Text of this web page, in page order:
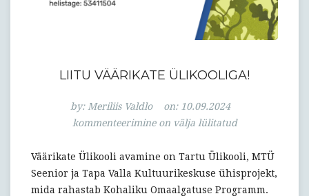
LIITU VÄÄRIKATE ÜLIKOOLIGA!
by: Meriliis Valdlo on: 10.09.2024
kommenteerimine on välja lülitatud
Väärikate Ülikooli avamine on Tartu Ülikooli, MTÜ
Seenior ja Tapa Valla Kultuurikeskuse ühisprojekt,
mida rahastab Kohaliku Omaalgatuse Programm.